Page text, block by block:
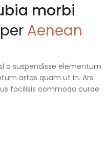
morbi
Aenean
a suspendisse elementum
artas quam ut in. Ars
facilisis commodo curae